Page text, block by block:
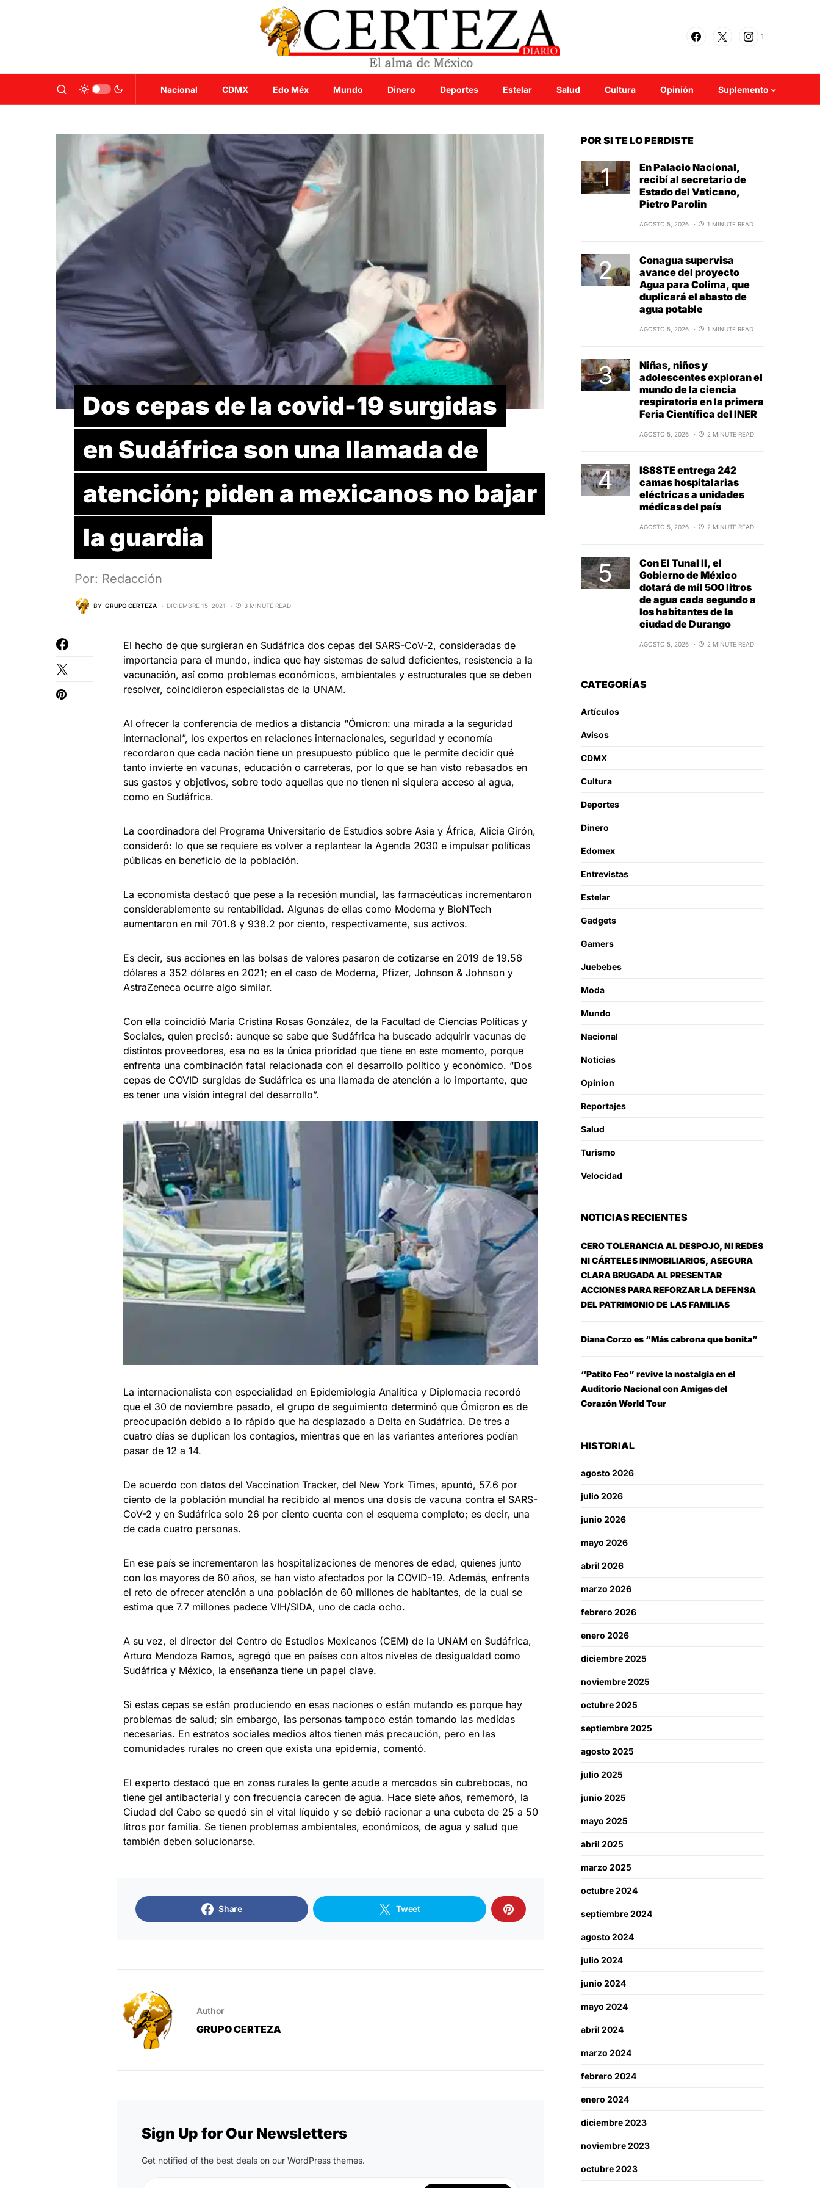
1
Nacional CDMX Edo Méx Mundo Dinero Deportes Estelar Salud Cultura Opinión Suplemento
Dos cepas de la covid-19 surgidas
en Sudáfrica son una llamada de
atención; piden a mexicanos no bajar
la guardia
Por: Redacción
BY GRUPO CERTEZA DICIEMBRE 15, 2021 3 MINUTE READ
El hecho de que surgieran en Sudáfrica dos cepas del SARS-CoV-2, consideradas de
importancia para el mundo, indica que hay sistemas de salud deficientes, resistencia a la
vacunación, así como problemas económicos, ambientales y estructurales que se deben
resolver, coincidieron especialistas de la UNAM.
Al ofrecer la conferencia de medios a distancia “Ómicron: una mirada a la seguridad
internacional”, los expertos en relaciones internacionales, seguridad y economía
recordaron que cada nación tiene un presupuesto público que le permite decidir qué
tanto invierte en vacunas, educación o carreteras, por lo que se han visto rebasados en
sus gastos y objetivos, sobre todo aquellas que no tienen ni siquiera acceso al agua,
como en Sudáfrica.
La coordinadora del Programa Universitario de Estudios sobre Asia y África, Alicia Girón,
consideró: lo que se requiere es volver a replantear la Agenda 2030 e impulsar políticas
públicas en beneficio de la población.
La economista destacó que pese a la recesión mundial, las farmacéuticas incrementaron
considerablemente su rentabilidad. Algunas de ellas como Moderna y BioNTech
aumentaron en mil 701.8 y 938.2 por ciento, respectivamente, sus activos.
Es decir, sus acciones en las bolsas de valores pasaron de cotizarse en 2019 de 19.56
dólares a 352 dólares en 2021; en el caso de Moderna, Pfizer, Johnson & Johnson y
AstraZeneca ocurre algo similar.
Con ella coincidió María Cristina Rosas González, de la Facultad de Ciencias Políticas y
Sociales, quien precisó: aunque se sabe que Sudáfrica ha buscado adquirir vacunas de
distintos proveedores, esa no es la única prioridad que tiene en este momento, porque
enfrenta una combinación fatal relacionada con el desarrollo político y económico. “Dos
cepas de COVID surgidas de Sudáfrica es una llamada de atención a lo importante, que
es tener una visión integral del desarrollo”.
La internacionalista con especialidad en Epidemiología Analítica y Diplomacia recordó
que el 30 de noviembre pasado, el grupo de seguimiento determinó que Ómicron es de
preocupación debido a lo rápido que ha desplazado a Delta en Sudáfrica. De tres a
cuatro días se duplican los contagios, mientras que en las variantes anteriores podían
pasar de 12 a 14.
De acuerdo con datos del Vaccination Tracker, del New York Times, apuntó, 57.6 por
ciento de la población mundial ha recibido al menos una dosis de vacuna contra el SARS-
CoV-2 y en Sudáfrica solo 26 por ciento cuenta con el esquema completo; es decir, una
de cada cuatro personas.
En ese país se incrementaron las hospitalizaciones de menores de edad, quienes junto
con los mayores de 60 años, se han visto afectados por la COVID-19. Además, enfrenta
el reto de ofrecer atención a una población de 60 millones de habitantes, de la cual se
estima que 7.7 millones padece VIH/SIDA, uno de cada ocho.
A su vez, el director del Centro de Estudios Mexicanos (CEM) de la UNAM en Sudáfrica,
Arturo Mendoza Ramos, agregó que en países con altos niveles de desigualdad como
Sudáfrica y México, la enseñanza tiene un papel clave.
Si estas cepas se están produciendo en esas naciones o están mutando es porque hay
problemas de salud; sin embargo, las personas tampoco están tomando las medidas
necesarias. En estratos sociales medios altos tienen más precaución, pero en las
comunidades rurales no creen que exista una epidemia, comentó.
El experto destacó que en zonas rurales la gente acude a mercados sin cubrebocas, no
tiene gel antibacterial y con frecuencia carecen de agua. Hace siete años, rememoró, la
Ciudad del Cabo se quedó sin el vital líquido y se debió racionar a una cubeta de 25 a 50
litros por familia. Se tienen problemas ambientales, económicos, de agua y salud que
también deben solucionarse.
Share Tweet
Author
GRUPO CERTEZA
Sign Up for Our Newsletters
Get notified of the best deals on our WordPress themes.
POR SI TE LO PERDISTE
En Palacio Nacional,
recibí al secretario de
Estado del Vaticano,
Pietro Parolin
AGOSTO 5, 2026 1 MINUTE READ
Conagua supervisa
avance del proyecto
Agua para Colima, que
duplicará el abasto de
agua potable
AGOSTO 5, 2026 1 MINUTE READ
Niñas, niños y
adolescentes exploran el
mundo de la ciencia
respiratoria en la primera
Feria Científica del INER
AGOSTO 5, 2026 2 MINUTE READ
ISSSTE entrega 242
camas hospitalarias
eléctricas a unidades
médicas del país
AGOSTO 5, 2026 2 MINUTE READ
Con El Tunal II, el
Gobierno de México
dotará de mil 500 litros
de agua cada segundo a
los habitantes de la
ciudad de Durango
AGOSTO 5, 2026 2 MINUTE READ
CATEGORÍAS
Artículos
Avisos
CDMX
Cultura
Deportes
Dinero
Edomex
Entrevistas
Estelar
Gadgets
Gamers
Juebebes
Moda
Mundo
Nacional
Noticias
Opinion
Reportajes
Salud
Turismo
Velocidad
NOTICIAS RECIENTES
CERO TOLERANCIA AL DESPOJO, NI REDES
NI CÁRTELES INMOBILIARIOS, ASEGURA
CLARA BRUGADA AL PRESENTAR
ACCIONES PARA REFORZAR LA DEFENSA
DEL PATRIMONIO DE LAS FAMILIAS
Diana Corzo es “Más cabrona que bonita”
“Patito Feo” revive la nostalgia en el
Auditorio Nacional con Amigas del
Corazón World Tour
HISTORIAL
agosto 2026
julio 2026
junio 2026
mayo 2026
abril 2026
marzo 2026
febrero 2026
enero 2026
diciembre 2025
noviembre 2025
octubre 2025
septiembre 2025
agosto 2025
julio 2025
junio 2025
mayo 2025
abril 2025
marzo 2025
octubre 2024
septiembre 2024
agosto 2024
julio 2024
junio 2024
mayo 2024
abril 2024
marzo 2024
febrero 2024
enero 2024
diciembre 2023
noviembre 2023
octubre 2023